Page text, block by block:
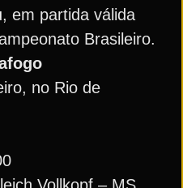
em partida válida
Brasileiro.
no Rio de